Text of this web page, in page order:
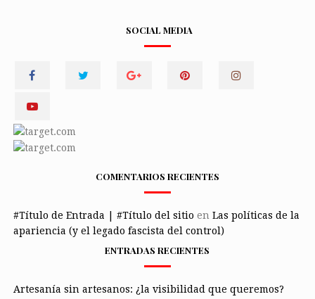
SOCIAL MEDIA
COMENTARIOS RECIENTES
#Título de Entrada | #Título del sitio en Las políticas de la
apariencia (y el legado fascista del control)
ENTRADAS RECIENTES
Artesanía sin artesanos: ¿la visibilidad que queremos?